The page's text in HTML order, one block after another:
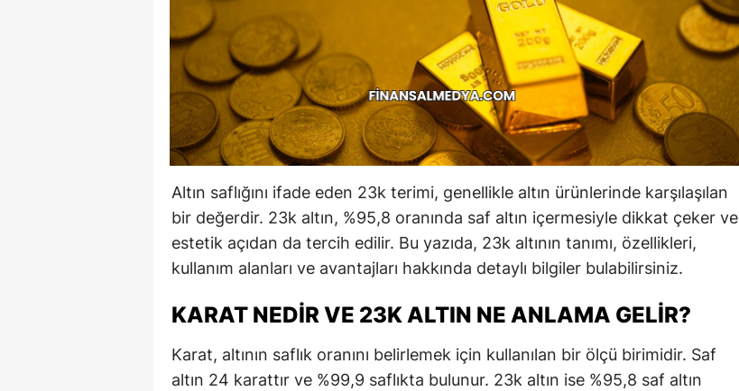
Altın saflığını ifade eden 23k terimi, genellikle altın ürünlerinde karşılaşılan
bir değerdir. 23k altın, %95,8 oranında saf altın içermesiyle dikkat çeker ve
estetik açıdan da tercih edilir. Bu yazıda, 23k altının tanımı, özellikleri,
kullanım alanları ve avantajları hakkında detaylı bilgiler bulabilirsiniz.
KARAT NEDIR VE 23K ALTIN NE ANLAMA GELIR?
Karat, altının saflık oranını belirlemek için kullanılan bir ölçü birimidir. Saf
altın 24 karattır ve %99,9 saflıkta bulunur. 23k altın ise %95,8 saf altın